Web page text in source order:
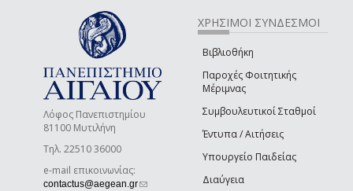
Λόφος Πανεπιστημίου
81100 Μυτιλήνη
Τηλ. 22510 36000
e-mail επικοινωνίας:
contactus@aegean.gr(link sends e-mail)
ΧΡΗΣΙΜΟΙ ΣΥΝΔΕΣΜΟΙ
Βιβλιοθήκη
Παροχές Φοιτητικής
Μέριμνας
Συμβουλευτικοί Σταθμοί
Έντυπα / Αιτήσεις
Υπουργείο Παιδείας
Διαύγεια